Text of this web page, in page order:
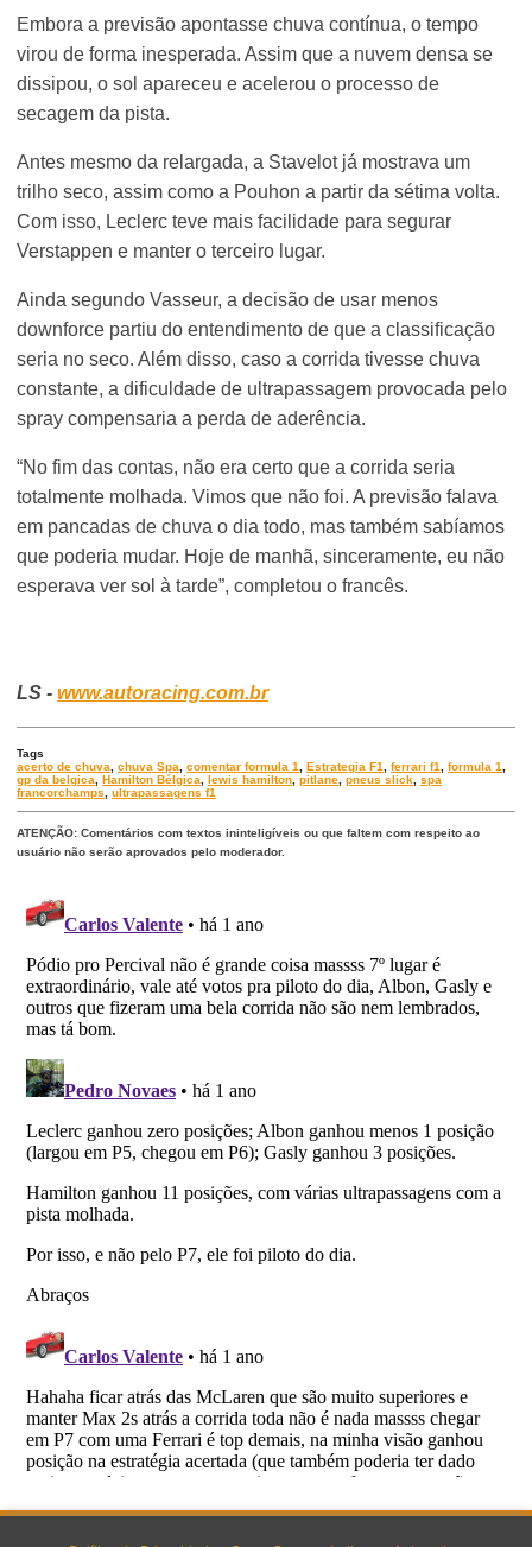
Embora a previsão apontasse chuva contínua, o tempo
virou de forma inesperada. Assim que a nuvem densa se
dissipou, o sol apareceu e acelerou o processo de
secagem da pista.
Antes mesmo da relargada, a Stavelot já mostrava um
trilho seco, assim como a Pouhon a partir da sétima volta.
Com isso, Leclerc teve mais facilidade para segurar
Verstappen e manter o terceiro lugar.
Ainda segundo Vasseur, a decisão de usar menos
downforce partiu do entendimento de que a classificação
seria no seco. Além disso, caso a corrida tivesse chuva
constante, a dificuldade de ultrapassagem provocada pelo
spray compensaria a perda de aderência.
“No fim das contas, não era certo que a corrida seria
totalmente molhada. Vimos que não foi. A previsão falava
em pancadas de chuva o dia todo, mas também sabíamos
que poderia mudar. Hoje de manhã, sinceramente, eu não
esperava ver sol à tarde”, completou o francês.
LS -www.autoracing.com.br
Tags
acerto de chuva
,chuva Spa ,comentar formula 1 ,Estrategia F1 ,ferrari f1 ,formula 1
gp da belgica
,Hamilton Bélgica ,lewis hamilton ,pitlane ,pneus slick ,spa
francorchamps
,ultrapassagens f1
ATENÇÃO: Comentários com textos ininteligíveis ou que faltem com respeito ao
usuário não serão aprovados pelo moderador.